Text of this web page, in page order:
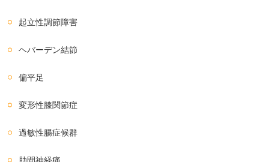
起立性調節障害
ヘバーデン結節
偏平足
変形性膝関節症
過敏性腸症候群
肋間神経痛